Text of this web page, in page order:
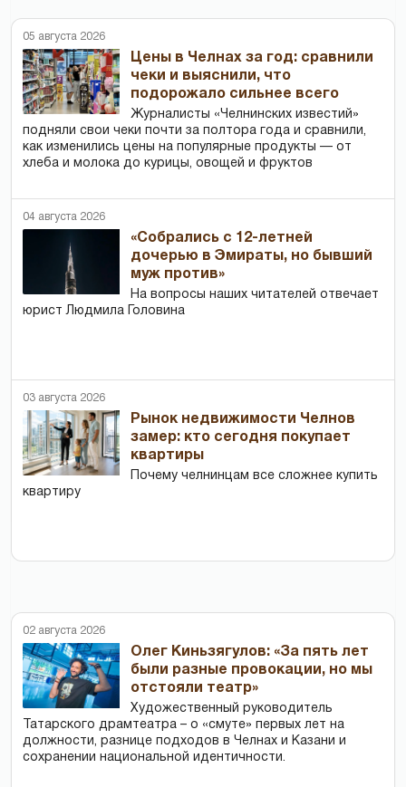
05 августа 2026
Цены в Челнах за год: сравнили
чеки и выяснили, что
подорожало сильнее всего
Журналисты «Челнинских известий»
подняли свои чеки почти за полтора года и сравнили,
как изменились цены на популярные продукты — от
хлеба и молока до курицы, овощей и фруктов
04 августа 2026
«Собрались с 12-летней
дочерью в Эмираты, но бывший
муж против»
На вопросы наших читателей отвечает
юрист Людмила Головина
03 августа 2026
Рынок недвижимости Челнов
замер: кто сегодня покупает
квартиры
Почему челнинцам все сложнее купить
квартиру
02 августа 2026
Олег Киньзягулов: «За пять лет
были разные провокации, но мы
отстояли театр»
Художественный руководитель
Татарского драмтеатра – о «смуте» первых лет на
должности, разнице подходов в Челнах и Казани и
сохранении национальной идентичности.